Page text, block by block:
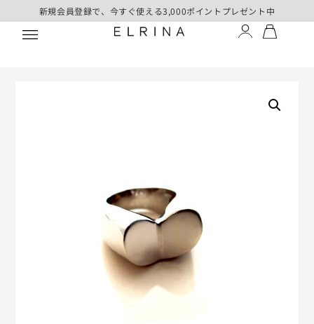
新規会員登録で、今すぐ使える3,000ポイントプレゼント中